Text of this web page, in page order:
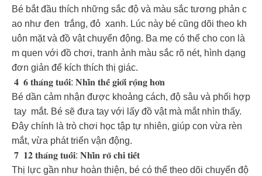
Bé bắt đầu thích những sắc độ và màu sắc tương phản c
ao như đen trắng, đỏ xanh. Lúc này bé cũng dõi theo kh
uôn mặt và đồ vật chuyển động. Ba mẹ có thể cho con là
m quen với đồ chơi, tranh ảnh màu sắc rõ nét, hình dạng
đơn giản để kích thích thị giác.
𝟒 𝟔 𝐭𝐡𝐚́𝐧𝐠 𝐭𝐮𝐨̂̉𝐢: 𝐍𝐡𝐢̀𝐧 𝐭𝐡𝐞̂́ 𝐠𝐢𝐨̛́𝐢 𝐫𝐨̣̂𝐧𝐠 𝐡𝐨̛𝐧
Bé dần cảm nhận được khoảng cách, độ sâu và phối hợp
tay mắt. Bé sẽ đưa tay với lấy đồ vật mà mắt nhìn thấy.
Đây chính là trò chơi học tập tự nhiên, giúp con vừa rèn
mắt, vừa phát triển vận động.
𝟕 𝟏𝟐 𝐭𝐡𝐚́𝐧𝐠 𝐭𝐮𝐨̂̉𝐢: 𝐍𝐡𝐢̀𝐧 𝐫𝐨̃ 𝐜𝐡𝐢 𝐭𝐢𝐞̂́𝐭
Thị lực gần như hoàn thiện, bé có thể theo dõi chuyển độ